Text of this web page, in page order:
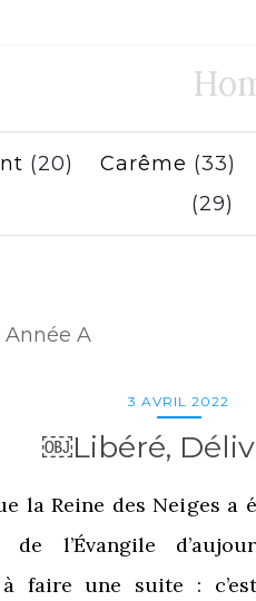
(20) Carême (33)
(29)
Année A
3 AVRIL 2022
￼Libéré,
la Reine des Neiges a
de l’Évangile
à faire une suite :